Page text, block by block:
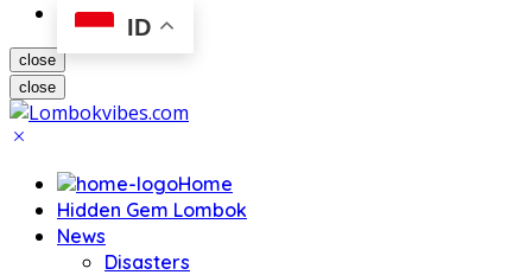
ID
close
close
Home
Hidden Gem Lombok
News
Disasters